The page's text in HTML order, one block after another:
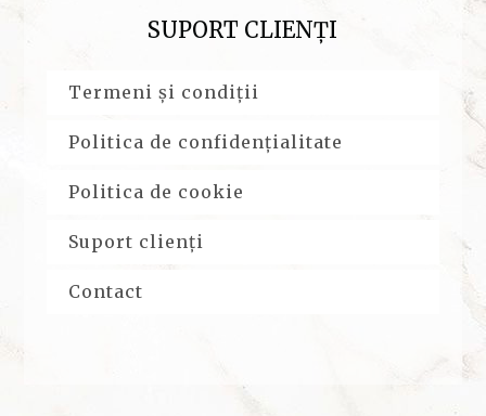
SUPORT CLIENȚI
Termeni și condiții
Politica de confidențialitate
Politica de cookie
Suport clienți
Contact